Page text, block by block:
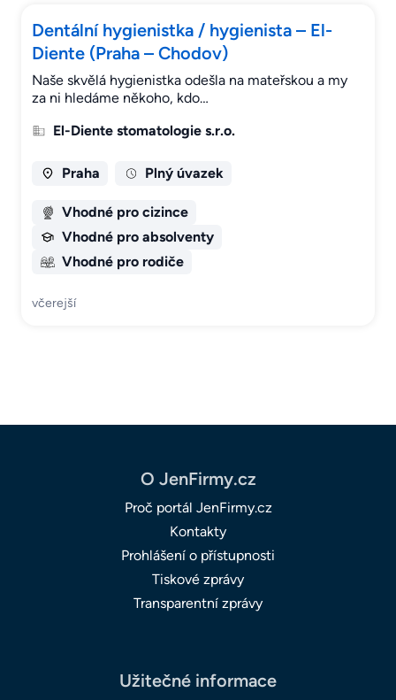
Dentální hygienistka / hygienista – El-
Diente (Praha – Chodov)
Naše skvělá hygienistka odešla na mateřskou a my
za ni hledáme někoho, kdo…
El-Diente stomatologie s.r.o.
Praha Plný úvazek
Vhodné pro cizince
Vhodné pro absolventy
Vhodné pro rodiče
včerejší
O JenFirmy.cz
Proč portál JenFirmy.cz
Kontakty
Prohlášení o přístupnosti
Tiskové zprávy
Transparentní zprávy
Užitečné informace